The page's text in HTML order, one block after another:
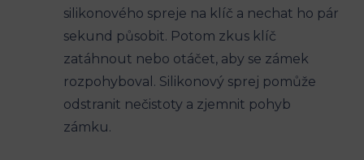
silikonového spreje na klíč a nechat ho pár
sekund působit. Potom zkus klíč
zatáhnout nebo otáčet, aby se zámek
rozpohyboval. Silikonový sprej pomůže
odstranit nečistoty a zjemnit pohyb
zámku.